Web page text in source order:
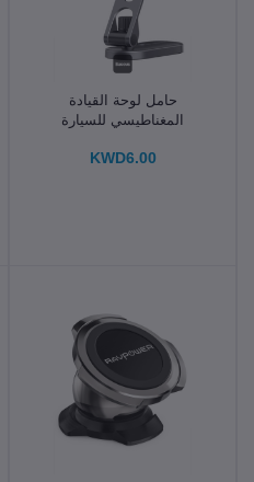
حامل لوحة القيادة
المغناطيسي للسيارة
KWD6.00